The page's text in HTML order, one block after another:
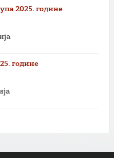
2025. године
године